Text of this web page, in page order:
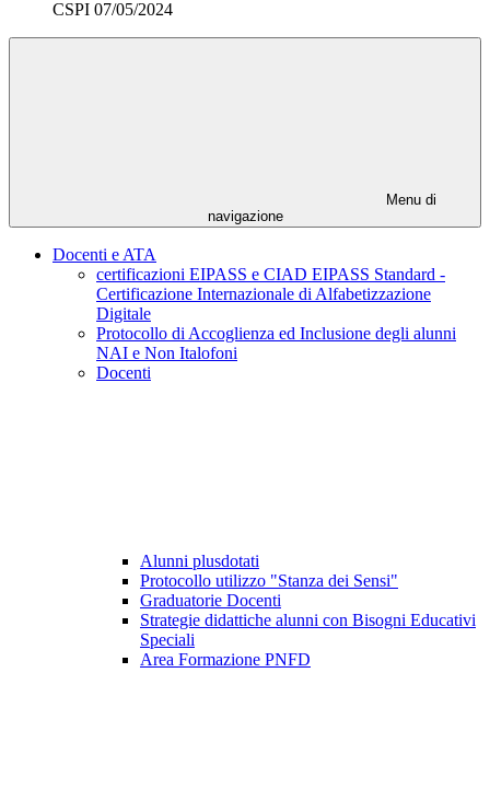
CSPI 07/05/2024
Menu di
navigazione
Docenti e ATA
certificazioni EIPASS e CIAD EIPASS Standard -
Certificazione Internazionale di Alfabetizzazione
Digitale
Protocollo di Accoglienza ed Inclusione degli alunni
NAI e Non Italofoni
Docenti
Alunni plusdotati
Protocollo utilizzo "Stanza dei Sensi"
Graduatorie Docenti
Strategie didattiche alunni con Bisogni Educativi
Speciali
Area Formazione PNFD